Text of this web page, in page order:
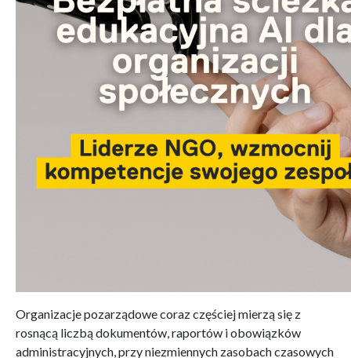
Organizacje pozarządowe coraz częściej mierzą się z
rosnącą liczbą dokumentów, raportów i obowiązków
administracyjnych, przy niezmiennych zasobach czasowych